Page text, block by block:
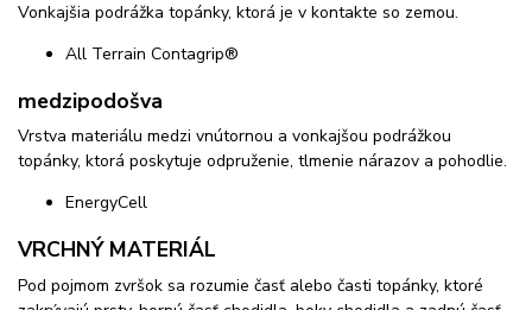
Vonkajšia podrážka topánky, ktorá je v kontakte so zemou.
All Terrain Contagrip®
medzipodošva
Vrstva materiálu medzi vnútornou a vonkajšou podrážkou
topánky, ktorá poskytuje odpruženie, tlmenie nárazov a pohodlie.
EnergyCell
VRCHNÝ MATERIÁL
Pod pojmom zvršok sa rozumie časť alebo časti topánky, ktoré